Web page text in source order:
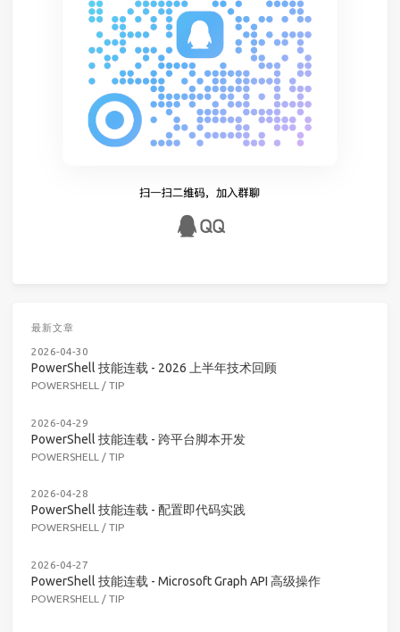
最新文章
2026-04-30
PowerShell 技能连载 - 2026 上半年技术回顾
POWERSHELL / TIP
2026-04-29
PowerShell 技能连载 - 跨平台脚本开发
POWERSHELL / TIP
2026-04-28
PowerShell 技能连载 - 配置即代码实践
POWERSHELL / TIP
2026-04-27
PowerShell 技能连载 - Microsoft Graph API 高级操作
POWERSHELL / TIP